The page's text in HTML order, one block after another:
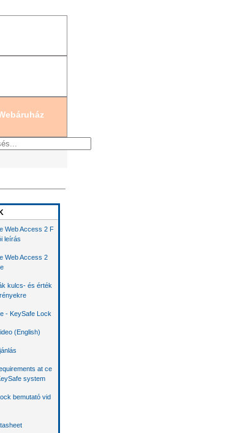
Web Access 2 F
leírás
Web Access 2
kulcs- és érték
- KeySafe Lock
(English)
at ce
system
bemutató vid